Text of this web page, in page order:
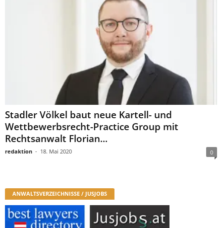
Stadler Völkel baut neue Kartell- und
Wettbewerbsrecht-Practice Group mit
Rechtsanwalt Florian...
redaktion - 18. Mai 2020 0
ANWALTSVERZEICHNISSE / JUSJOBS